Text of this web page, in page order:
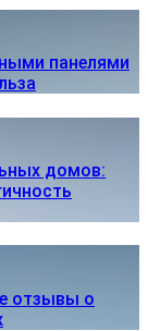
панелями
домов:
отзывы о